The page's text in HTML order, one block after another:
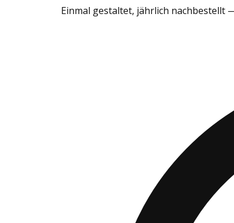
Einmal gestaltet, jährlich nachbestellt